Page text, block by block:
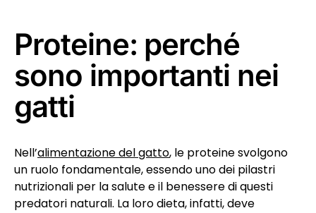
Proteine: perché
sono importanti nei
gatti
Nell’alimentazione del gatto, le proteine svolgono
un ruolo fondamentale, essendo uno dei pilastri
nutrizionali per la salute e il benessere di questi
predatori naturali. La loro dieta, infatti, deve